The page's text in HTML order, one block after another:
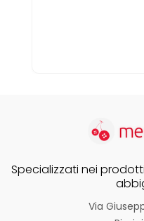
Specializzati nei
Via